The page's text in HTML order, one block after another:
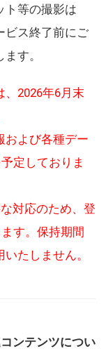
ト等の撮影は
ビス終了前にご
す。
2026年6月末
および各種デー
定しておりま
対応のため、登
す。保持期間
たしません。
ンテンツについ